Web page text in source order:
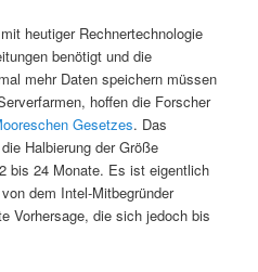
heutiger Rechnertechnologie
benötigt und die
mehr Daten speichern müssen
hoffen die Forscher
Gesetzes. Das
Halbierung der Größe
bis 24 Monate. Es ist eigentlich
dem Intel-Mitbegründer
Vorhersage, die sich jedoch bis